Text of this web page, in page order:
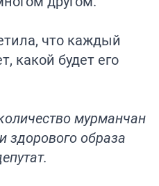
что каждый
какой будет его
мурманчан
здорового образа